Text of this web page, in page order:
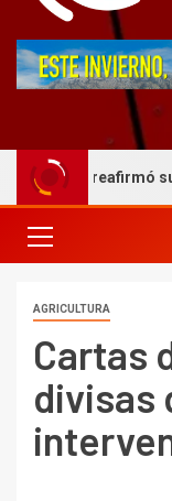
reafirmó su
AGRICULTURA
Cartas
divisas